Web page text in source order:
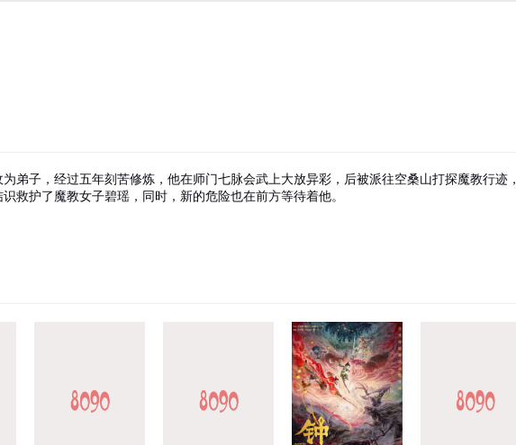
子，经过五年刻苦修炼，他在师门七脉会武上大放异彩，后被派往空桑山打探魔教行迹，
救护了魔教女子碧瑶，同时，新的危险也在前方等待着他。